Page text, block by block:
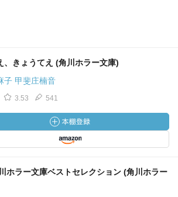
、きょうてえ (角川ホラー文庫)
子 甲斐庄楠音
3.53 541
ホラー文庫ベストセレクション (角川ホラー